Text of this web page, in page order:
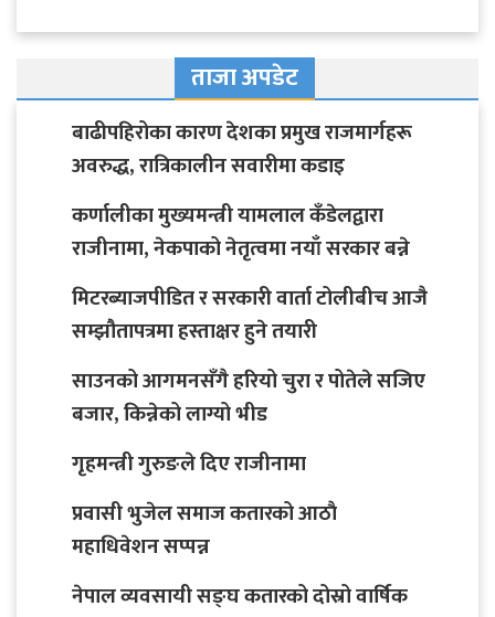
ताजा अपडेट
बाढीपहिरोका कारण देशका प्रमुख राजमार्गहरू
अवरुद्ध, रात्रिकालीन सवारीमा कडाइ
कर्णालीका मुख्यमन्त्री यामलाल कँडेलद्वारा
राजीनामा, नेकपाको नेतृत्वमा नयाँ सरकार बन्ने
मिटरब्याजपीडित र सरकारी वार्ता टोलीबीच आजै
सम्झौतापत्रमा हस्ताक्षर हुने तयारी
साउनको आगमनसँगै हरियो चुरा र पोतेले सजिए
बजार, किन्नेको लाग्यो भीड
गृहमन्त्री गुरुङले दिए राजीनामा
प्रवासी भुजेल समाज कतारको आठाै
महाधिवेशन सप्पन्न
नेपाल व्यवसायी सङ्घ कतारको दोस्रो वार्षिक